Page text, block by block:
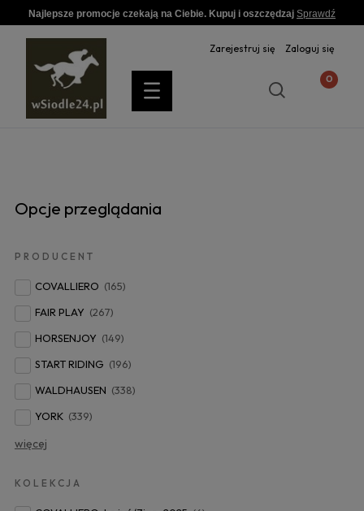
Najlepsze promocje czekają na Ciebie. Kupuj i oszczędzaj Sprawdź
Zarejestruj się Zaloguj się
Opcje przeglądania
PRODUCENT
COVALLIERO (165)
FAIR PLAY (267)
HORSENJOY (149)
START RIDING (196)
WALDHAUSEN (338)
YORK (339)
więcej
KOLEKCJA